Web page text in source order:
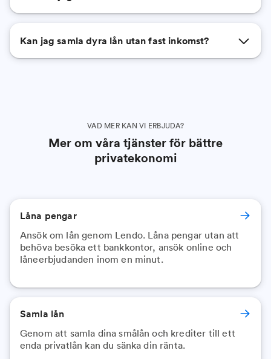
Kan jag samla dyra lån utan fast inkomst?
VAD MER KAN VI ERBJUDA?
Mer om våra tjänster för bättre
privatekonomi
Låna pengar
Ansök om lån genom Lendo. Låna pengar utan att
behöva besöka ett bankkontor, ansök online och
låneerbjudanden inom en minut.
Samla lån
Genom att samla dina smålån och krediter till ett
enda privatlån kan du sänka din ränta.